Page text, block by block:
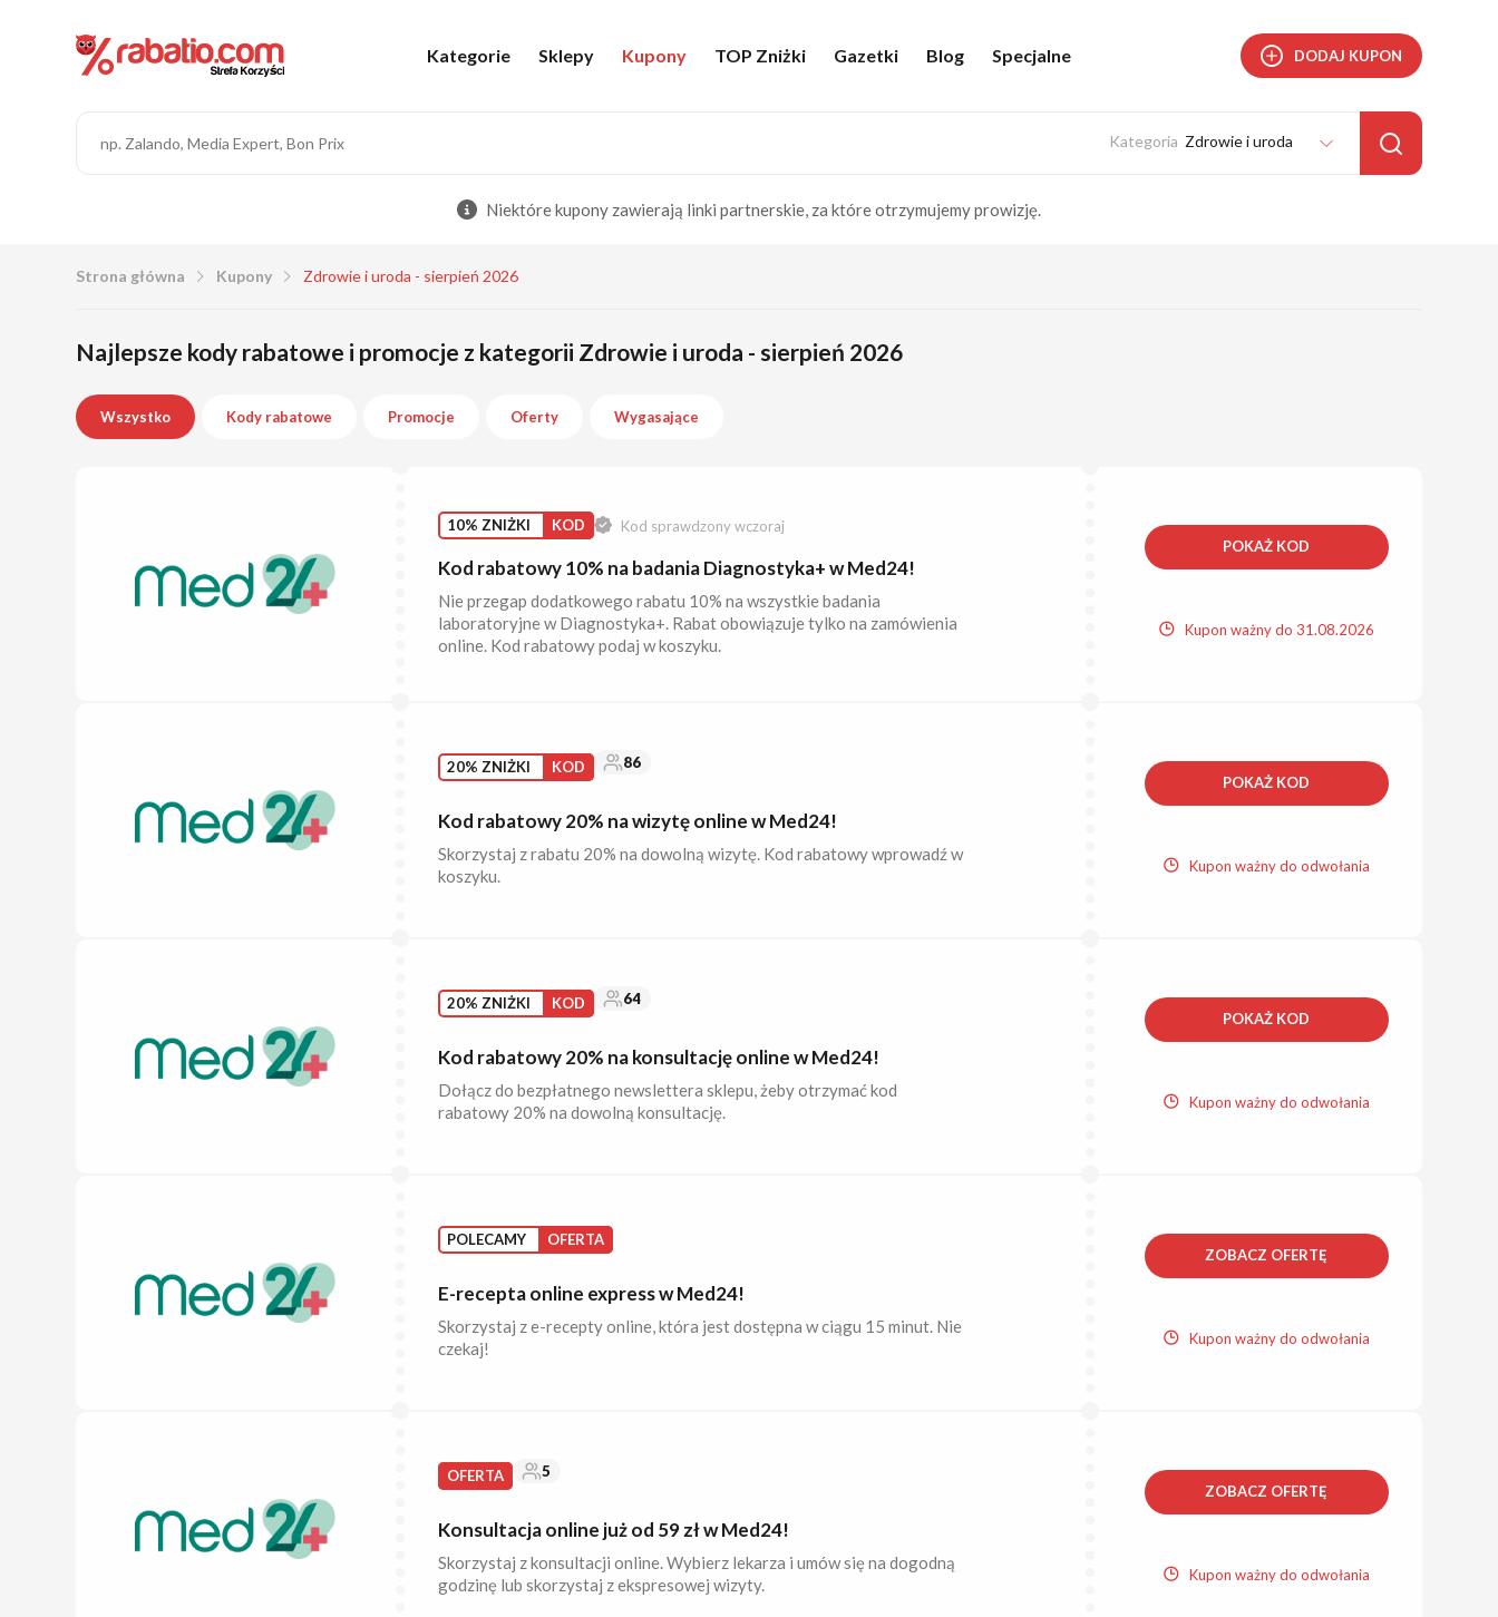
Kategorie Sklepy Kupony TOP Zniżki Gazetki Blog Specjalne DODAJ KUPON
Zdrowie i uroda
Niektóre kupony zawierają linki partnerskie, za które otrzymujemy prowizję.
Strona główna Kupony Zdrowie i uroda - sierpień 2026
Najlepsze kody rabatowe i promocje z kategorii Zdrowie i uroda - sierpień 2026
Wszystko Kody rabatowe Promocje Oferty Wygasające
10% ZNIŻKI KOD Kod sprawdzony wczoraj
Kod rabatowy 10% na badania Diagnostyka+ w Med24!
Nie przegap dodatkowego rabatu 10% na wszystkie badania
laboratoryjne w Diagnostyka+. Rabat obowiązuje tylko na zamówienia
online. Kod rabatowy podaj w koszyku.
POKAŻ KOD
Kupon ważny do 31.08.2026
20% ZNIŻKI KOD 86
Kod rabatowy 20% na wizytę online w Med24!
Skorzystaj z rabatu 20% na dowolną wizytę. Kod rabatowy wprowadź w
koszyku.
POKAŻ KOD
Kupon ważny do odwołania
20% ZNIŻKI KOD 64
Kod rabatowy 20% na konsultację online w Med24!
Dołącz do bezpłatnego newslettera sklepu, żeby otrzymać kod
rabatowy 20% na dowolną konsultację.
POKAŻ KOD
Kupon ważny do odwołania
POLECAMY OFERTA
E-recepta online express w Med24!
Skorzystaj z e-recepty online, która jest dostępna w ciągu 15 minut. Nie
czekaj!
ZOBACZ OFERTĘ
Kupon ważny do odwołania
OFERTA 5
Konsultacja online już od 59 zł w Med24!
Skorzystaj z konsultacji online. Wybierz lekarza i umów się na dogodną
godzinę lub skorzystaj z ekspresowej wizyty.
ZOBACZ OFERTĘ
Kupon ważny do odwołania